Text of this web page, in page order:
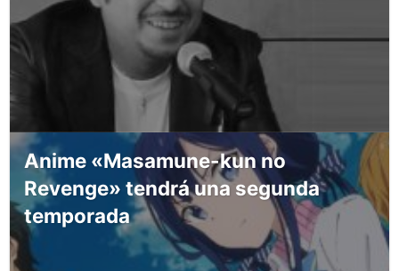
Anime «Masamune-kun no
Revenge» tendrá una segunda
temporada